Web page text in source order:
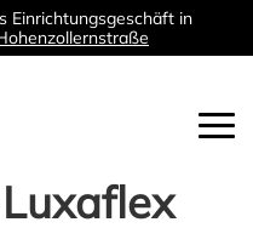
Einrichtungsgeschäft in
Luxaflex